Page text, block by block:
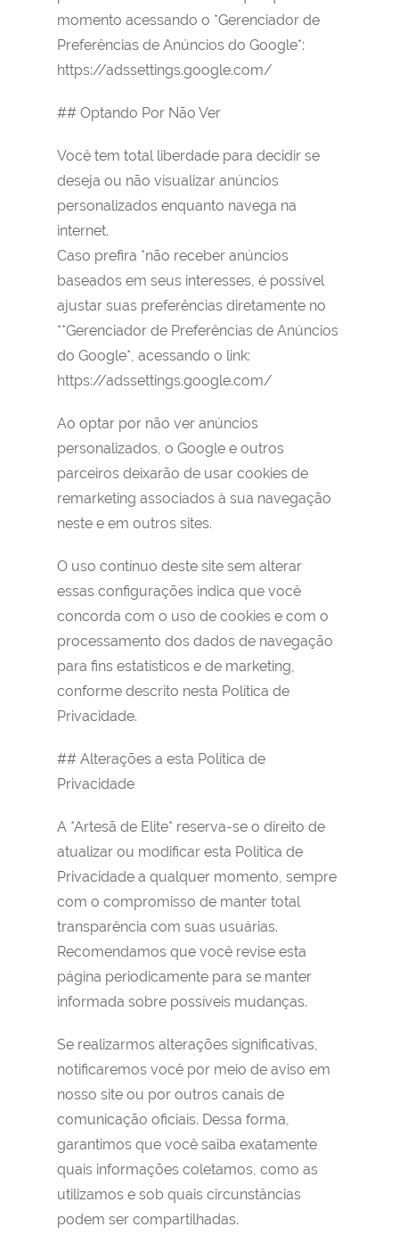
momento acessando o *Gerenciador de
Preferências de Anúncios do Google*:
https://adssettings.google.com/
## Optando Por Não Ver
Você tem total liberdade para decidir se
deseja ou não visualizar anúncios
personalizados enquanto navega na
internet.
Caso prefira *não receber anúncios
baseados em seus interesses, é possível
ajustar suas preferências diretamente no
**Gerenciador de Preferências de Anúncios
do Google*, acessando o link:
https://adssettings.google.com/
Ao optar por não ver anúncios
personalizados, o Google e outros
parceiros deixarão de usar cookies de
remarketing associados à sua navegação
neste e em outros sites.
O uso contínuo deste site sem alterar
essas configurações indica que você
concorda com o uso de cookies e com o
processamento dos dados de navegação
para fins estatísticos e de marketing,
conforme descrito nesta Política de
Privacidade.
## Alterações a esta Política de
Privacidade
A *Artesã de Elite* reserva-se o direito de
atualizar ou modificar esta Política de
Privacidade a qualquer momento, sempre
com o compromisso de manter total
transparência com suas usuárias.
Recomendamos que você revise esta
página periodicamente para se manter
informada sobre possíveis mudanças.
Se realizarmos alterações significativas,
notificaremos você por meio de aviso em
nosso site ou por outros canais de
comunicação oficiais. Dessa forma,
garantimos que você saiba exatamente
quais informações coletamos, como as
utilizamos e sob quais circunstâncias
podem ser compartilhadas.